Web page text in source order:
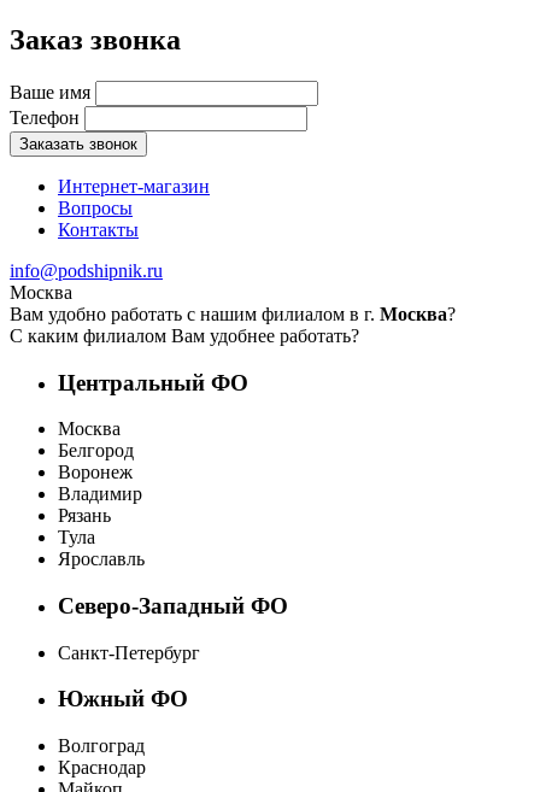
Заказ звонка
Ваше имя
Телефон
Заказать звонок
Интернет-магазин
Вопросы
Контакты
info@podshipnik.ru
Москва
Вам удобно работать с нашим филиалом в г. Москва?
С каким филиалом Вам удобнее работать?
Центральный ФО
Москва
Белгород
Воронеж
Владимир
Рязань
Тула
Ярославль
Северо-Западный ФО
Санкт-Петербург
Южный ФО
Волгоград
Краснодар